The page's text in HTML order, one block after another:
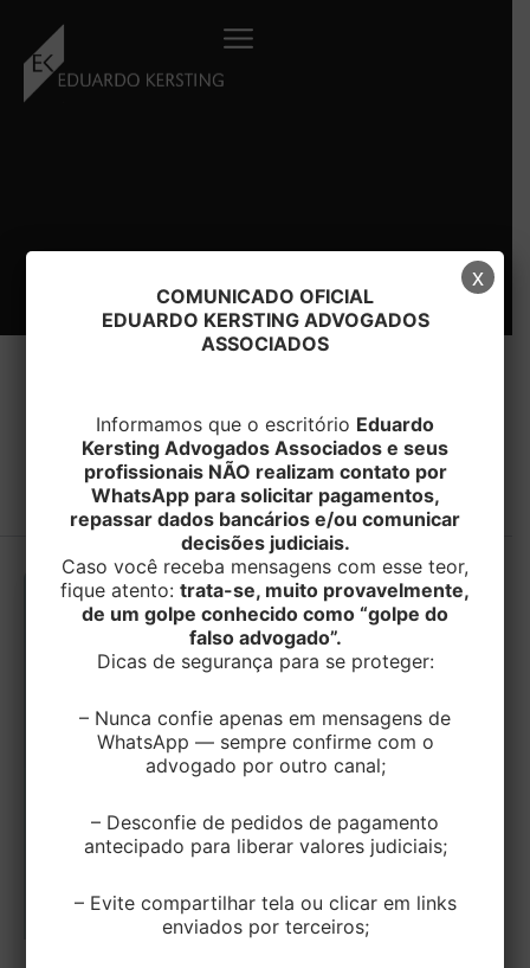
conteúdo
#DECISAO
COMUNICADO OFICIAL
EDUARDO KERSTING ADVOGADOS
ASSOCIADOS
Informamos que o escritório Eduardo
Kersting Advogados Associados e seus
profissionais NÃO realizam contato por
WhatsApp para solicitar pagamentos,
repassar dados bancários e/ou comunicar
decisões judiciais.
Caso você receba mensagens com esse teor,
fique atento: trata-se, muito provavelmente,
de um golpe conhecido como “golpe do
falso advogado”.
Dicas de segurança para se proteger:
– Nunca confie apenas em mensagens de
WhatsApp — sempre confirme com o
advogado por outro canal;
– Desconfie de pedidos de pagamento
antecipado para liberar valores judiciais;
– Evite compartilhar tela ou clicar em links
enviados por terceiros;
x